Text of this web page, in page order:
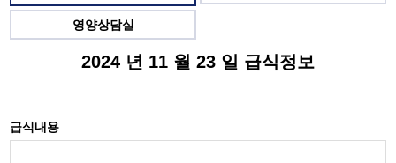
영양상담실
2024 년 11 월 23 일 급식정보
급식내용